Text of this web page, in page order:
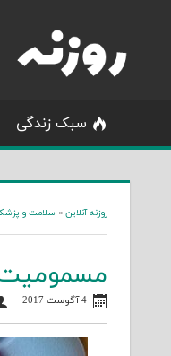
content
سبک زندگی
روزنه آنلاین » سلامت و
مسمومیت
4 آگوست 2017